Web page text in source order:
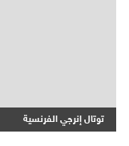
توتال إنرجي الفرنسية